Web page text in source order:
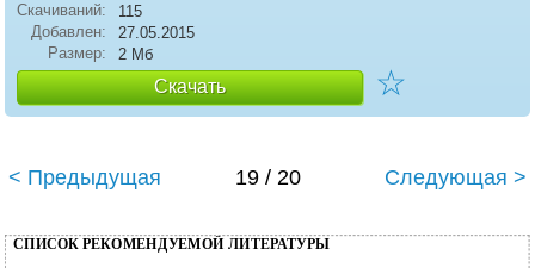
Скачиваний:
115
Добавлен:
27.05.2015
Размер:
2 Мб
Скачать ☆
< Предыдущая 19 / 20 Следующая >
СПИСОК РЕКОМЕНДУЕМОЙ ЛИТЕРАТУРЫ